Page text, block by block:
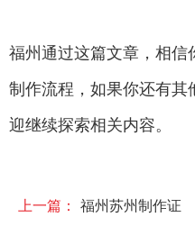
福州通过这篇文章，相信
制作流程，如果你还有其
迎继续探索相关内容。
上一篇： 福州苏州制作证